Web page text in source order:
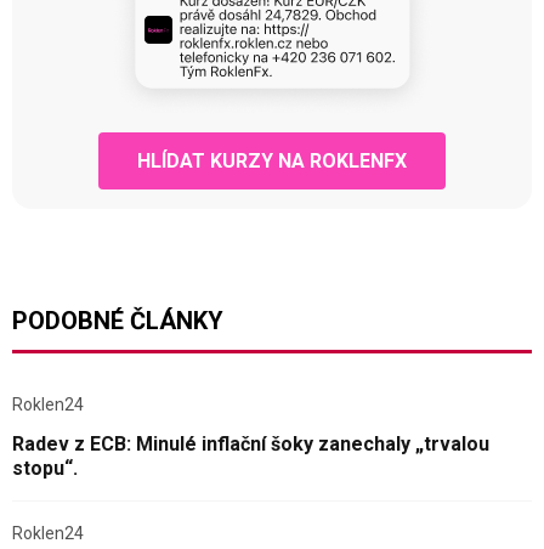
HLÍDAT KURZY NA ROKLENFX
PODOBNÉ ČLÁNKY
Roklen24
Radev z ECB: Minulé inflační šoky zanechaly „trvalou
stopu“.
Roklen24